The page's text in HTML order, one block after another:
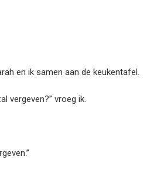
en ik samen aan de keukentafel.
vergeven?” vroeg ik.